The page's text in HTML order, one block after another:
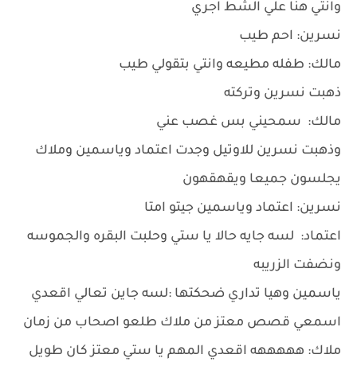
وانتي هنا علي الشط اجري
نسرين: احم طيب
مالك: طفله مطيعه وانتي بتقولي طيب
ذهبت نسرين وتركته
مالك: سمحيني بس غصب عني
وذهبت نسرين للاوتيل وجدت اعتماد وياسمين وملاك
يجلسون جميعا ويقهقهون
نسرين: اعتماد وياسمين جيتو امتا
اعتماد: لسه جايه حالا يا ستي وحلبت البقره والجموسه
ونضفت الزريبه
ياسمين وهيا تداري ضحكتها :لسه جاين تعالي اقعدي
اسمعي قصص معتز من ملاك طلعو اصحاب من زمان
ملاك: هههههه اقعدي المهم يا ستي معتز كان طويل